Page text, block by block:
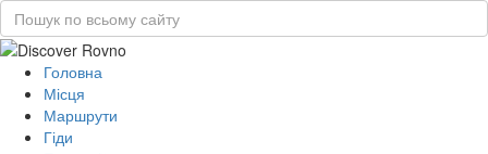
Головна
Місця
Маршрути
Гіди